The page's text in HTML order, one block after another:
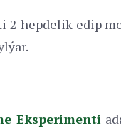
2 hepdelik edip
Eksperimenti